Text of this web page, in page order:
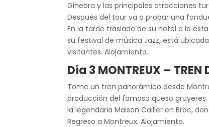
Ginebra y las principales atracciones
Después del tour va a probar una
En la tarde traslado de su hotel a la
su festival de música Jazz, está
visitantes. Alojamiento.
Día 3 MONTREUX – TREN
Tome un tren panorámico desde
producción del famoso queso
la legendaria Maison Cailler en Broc,
Regreso a Montreux. Alojamiento.